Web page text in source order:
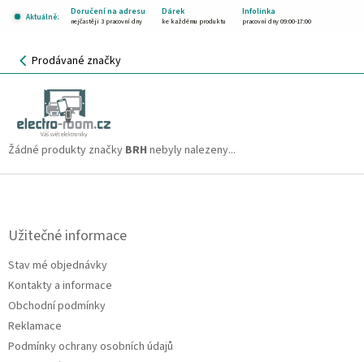
Aktuálně:
Doručení na adresu Dárek Infolinka
nejčastěji 3 pracovní dny ke každému produktu pracovní dny 09:00-17:00
NÁKUPNÍ
KOŠÍK
Prodávané značky
BRH
Žádné produkty značky BRH nebyly nalezeny...
Z
Užitečné informace
Stav mé objednávky
Kontakty a informace
Obchodní podmínky
Reklamace
Podmínky ochrany osobních údajů